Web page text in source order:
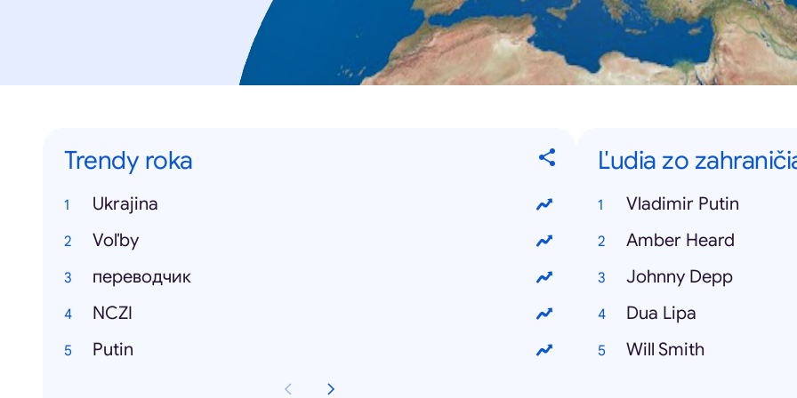
Trendy roka
Ukrajina
Voľby
переводчик
NCZI
Putin
Ľudia zo
Vladimir Putin
Amber Heard
Johnny Depp
Dua Lipa
Will Smith